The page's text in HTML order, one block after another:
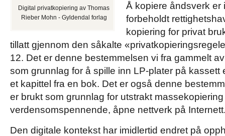
Digital privatkopiering av Thomas
Rieber Mohn - Gyldendal forlag
Å kopiere åndsverk er
forbeholdt
kopiering for privat
tillatt gjennom den såkalte
12. Det er denne bestemmelsen vi fra gammelt
som grunnlag for å spille inn LP-plater på kassett
et kapittel fra en bok. Det er også denne
er brukt som grunnlag for utstrakt
verdensomspennende, åpne nettverk på
Den digitale kontekst har imidlertid endret på